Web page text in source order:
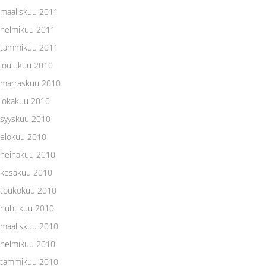
maaliskuu 2011
helmikuu 2011
tammikuu 2011
joulukuu 2010
marraskuu 2010
lokakuu 2010
syyskuu 2010
elokuu 2010
heinäkuu 2010
kesäkuu 2010
toukokuu 2010
huhtikuu 2010
maaliskuu 2010
helmikuu 2010
tammikuu 2010